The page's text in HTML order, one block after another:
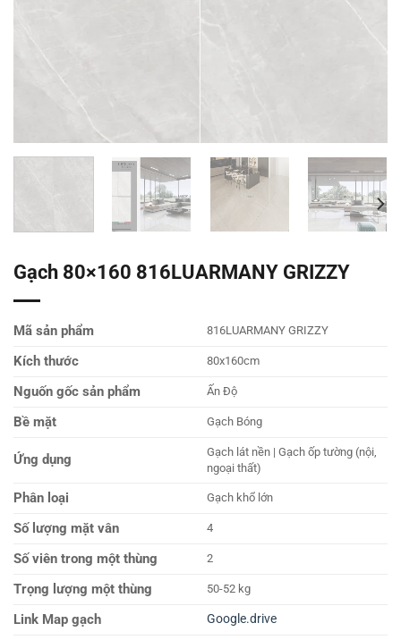
Gạch 80×160 816LUARMANY GRIZZY
Mã sản phẩm 816LUARMANY GRIZZY
Kích thước 80x160cm
Nguốn gốc sản phẩm Ấn Độ
Bề mặt Gạch Bóng
Ứng dụng
Gạch lát nền | Gạch ốp tường (nội,
ngoại thất)
Phân loại Gạch khổ lớn
Số lượng mặt vân 4
Số viên trong một thùng 2
Trọng lượng một thùng 50-52 kg
Link Map gạch Google.drive